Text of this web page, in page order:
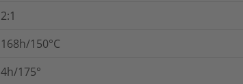
2:1
168h/150°C
4h/175°